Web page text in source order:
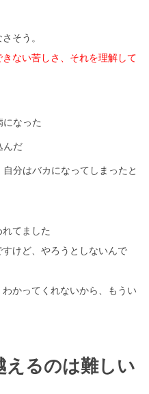
そう。
ない苦しさ、それを理解して
なった
んだ
分はバカになってしまったと
てました
すけど、やろうとしないんで
かってくれないから、もうい
えるのは難しい